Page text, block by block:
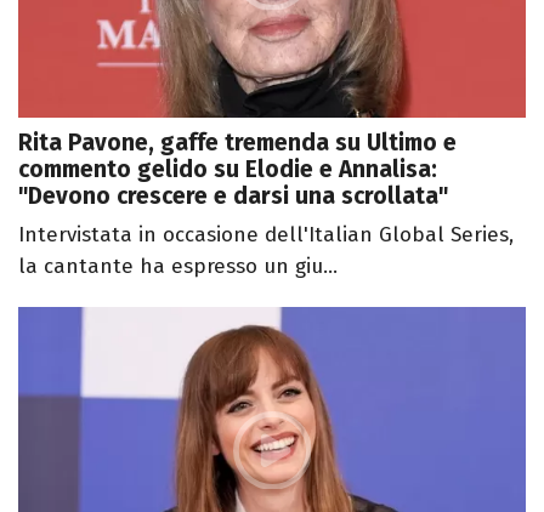
Rita Pavone, gaffe tremenda su Ultimo e
commento gelido su Elodie e Annalisa:
"Devono crescere e darsi una scrollata"
Intervistata in occasione dell'Italian Global Series,
la cantante ha espresso un giu...